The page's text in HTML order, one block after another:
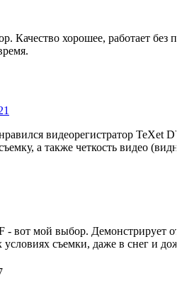
Качество хорошее, работает без
видеорегистратор TeXet
а также четкость видео
- вот мой выбор. Демонстрирует
условиях съемки, даже в снег и